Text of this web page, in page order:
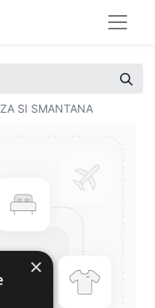
SI SMANTANA
×